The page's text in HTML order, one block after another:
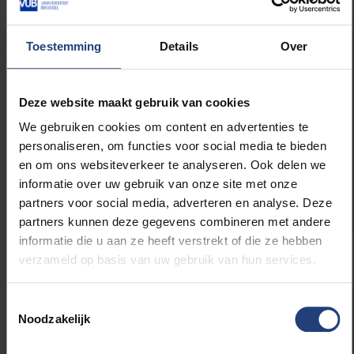
Toestemming Details Over
Deze website maakt gebruik van cookies
We gebruiken cookies om content en advertenties te
personaliseren, om functies voor social media te bieden
en om ons websiteverkeer te analyseren. Ook delen we
informatie over uw gebruik van onze site met onze
partners voor social media, adverteren en analyse. Deze
partners kunnen deze gegevens combineren met andere
informatie die u aan ze heeft verstrekt of die ze hebben
verzameld op basis van uw gebruik van hun services.
Noodzakelijk
Vijf dagen lang
veranderen de straten, parken en pleinen van
Molenbeek in een groot feest-, creatie- en
ontmoetingsgebied, gedragen door de energie
muziek, circus, theater, film, debatten… Er is
voor ieder wat wils, in de openbare ruimte en
grotendeels gratis.
Ontdek het volledige programma.